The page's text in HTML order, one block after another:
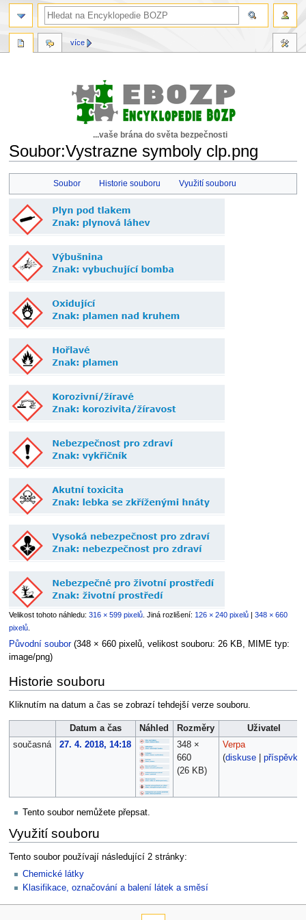
...vaše brána do světa bezpečnosti
Soubor:Vystrazne symboly clp.png
na
navigaci
na
vyhledávání
Soubor Historie souboru Využití souboru
Velikost tohoto náhledu: 316 × 599 pixelů. Jiná rozlišení: 126 × 240 pixelů| 348 × 660
pixelů.
Původní soubor‎ (348 × 660 pixelů, velikost souboru: 26 KB, MIME typ:
image/png)
Historie souboru
Kliknutím na datum a čas se zobrazí tehdejší verze souboru.
Datum a čas Náhled Rozměry
Uživatel
současná
27. 4. 2018, 14:18
348 ×
660
(26 KB)
Verpa
(diskuse| příspěvky
Tento soubor nemůžete přepsat.
Využití souboru
Tento soubor používají následující 2 stránky:
Chemické látky
Klasifikace, označování a balení látek a směsí
více